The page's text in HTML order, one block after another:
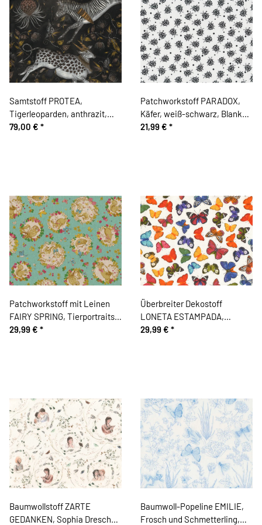
Samtstoff PROTEA,
Tigerleoparden, anthrazit,
Emma Shipley
79,00 € *
Patchworkstoff PARADOX,
Käfer, weiß-schwarz, Blank
Quilting
21,99 € *
Patchworkstoff mit Leinen
FAIRY SPRING, Tierportraits
in Blumenkränzen, mintgrün-
29,99 € *
Überbreiter Dekostoff
LONETA ESTAMPADA,
Schmetterlinge
29,99 € *
Baumwollstoff ZARTE
GEDANKEN, Sophia Drescher,
Baumwoll-Popeline EMILIE,
Frosch und Schmetterling,